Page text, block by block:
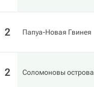
2 Папуа-Новая Гвинея
2 Соломоновы острова